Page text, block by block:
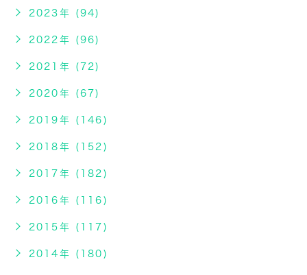
2023年 (94)
2022年 (96)
2021年 (72)
2020年 (67)
2019年 (146)
2018年 (152)
2017年 (182)
2016年 (116)
2015年 (117)
2014年 (180)